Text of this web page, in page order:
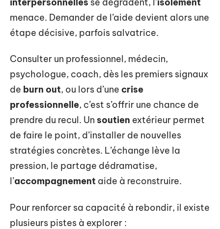
menace. Demander de l’aide devient alors une
étape décisive, parfois salvatrice.
Consulter un professionnel, médecin,
psychologue, coach, dès les premiers signaux
de burn out, ou lors d’une crise
professionnelle, c’est s’offrir une chance de
prendre du recul. Un soutien extérieur permet
de faire le point, d’installer de nouvelles
stratégies concrètes. L’échange lève la
pression, le partage dédramatise,
l’accompagnement aide à reconstruire.
Pour renforcer sa capacité à rebondir, il existe
plusieurs pistes à explorer :